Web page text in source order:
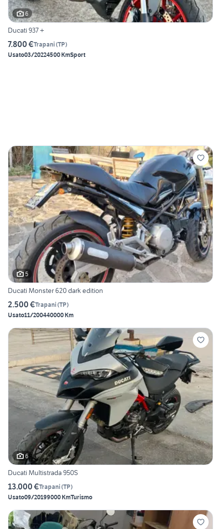
6
Ducati 937 +
7.800 €Trapani(TP)
Usato03/20224500 KmSport
5
Ducati Monster 620 dark edition
2.500 €Trapani(TP)
Usato11/200440000 Km
6
Ducati Multistrada 950S
13.000 €Trapani(TP)
Usato09/20199000 KmTurismo